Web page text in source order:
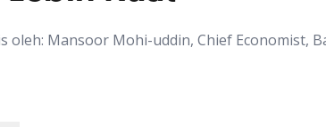
oleh: Mansoor Mohi-uddin, Chief Economist,